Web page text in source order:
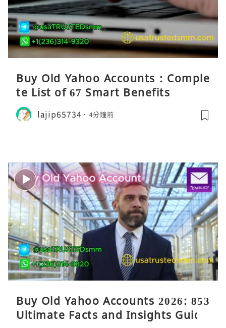
Buy Old Yahoo Accounts : Comple
te List of 67 Smart Benefits
lajip65734 4分鐘前
Buy Old Yahoo Accounts 2026: 853
Ultimate Facts and Insights Guide